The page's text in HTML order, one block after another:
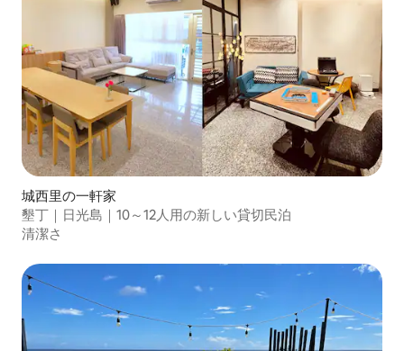
城西里の一軒家
墾丁｜日光島｜10～12人用の新しい貸切民泊
清潔さ